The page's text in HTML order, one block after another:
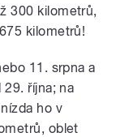
300 kilometrů,
kilometrů!
11. srpna a
října; na
ho v
oblet